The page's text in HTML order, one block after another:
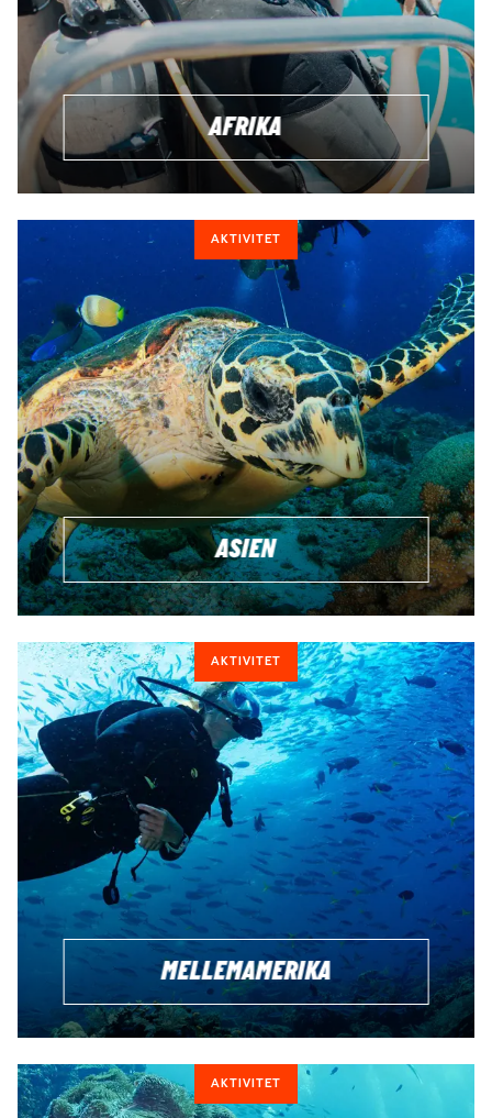
AFRIKA
AKTIVITET
ASIEN
AKTIVITET
MELLEMAMERIKA
AKTIVITET